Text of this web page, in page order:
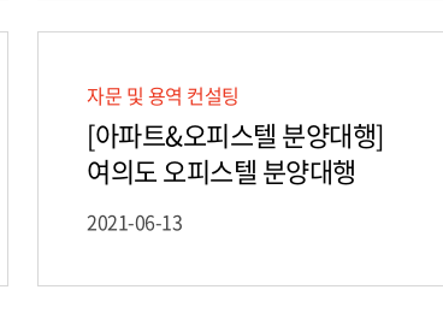
자문 및 용역 컨설팅
[아파트&오피스텔 분양대행]
여의도 오피스텔 분양대행
2021-06-13